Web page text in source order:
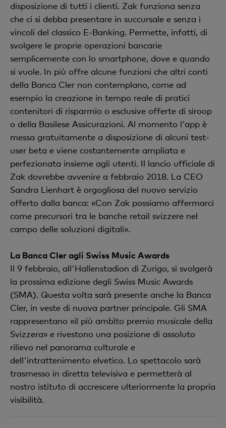
disposizione di tutti i clienti. Zak funziona senza
che ci si debba presentare in succursale e senza i
vincoli del classico E-Banking. Permette, infatti, di
svolgere le proprie operazioni bancarie
semplicemente con lo smartphone, dove e quando
si vuole. In più offre alcune funzioni che altri conti
della Banca Cler non contemplano, come ad
esempio la creazione in tempo reale di pratici
contenitori di risparmio o esclusive offerte di siroop
o della Basilese Assicurazioni. Al momento l'app è
messa gratuitamente a disposizione di alcuni test-
user beta e viene costantemente ampliata e
perfezionata insieme agli utenti. Il lancio ufficiale di
Zak dovrebbe avvenire a febbraio 2018. La CEO
Sandra Lienhart è orgogliosa del nuovo servizio
offerto dalla banca: «Con Zak possiamo affermarci
come precursori tra le banche retail svizzere nel
campo delle soluzioni digitali».
La Banca Cler agli Swiss Music Awards
Il 9 febbraio, all'Hallenstadion di Zurigo, si svolgerà
la prossima edizione degli Swiss Music Awards
(SMA). Questa volta sarà presente anche la Banca
Cler, in veste di nuova partner principale. Gli SMA
rappresentano «il più ambìto premio musicale della
Svizzera» e rivestono una posizione di assoluto
rilievo nel panorama culturale e
dell'intrattenimento elvetico. Lo spettacolo sarà
trasmesso in diretta televisiva e permetterà al
nostro istituto di accrescere ulteriormente la propria
visibilità.